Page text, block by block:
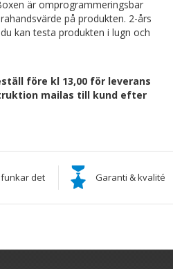
är omprogrammeringsbar
på produkten. 2-års
kan testa produkten i lugn och
före kl 13,00 för leverans
mailas till kund efter
funkar det Garanti & kvalité